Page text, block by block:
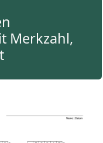
Merkzahl,